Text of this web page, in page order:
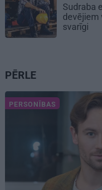
Sudraba
devējiem
svarīgi
PĒRLE
PERSONĪBAS